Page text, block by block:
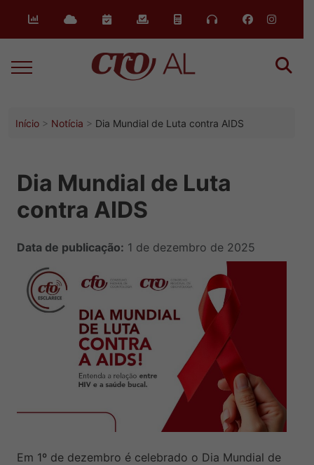
Início Notícia Dia Mundial de Luta contra AIDS
Dia Mundial de Luta
contra AIDS
Data de publicação: 1 de dezembro de 2025
Em 1º de dezembro é celebrado o Dia Mundial de